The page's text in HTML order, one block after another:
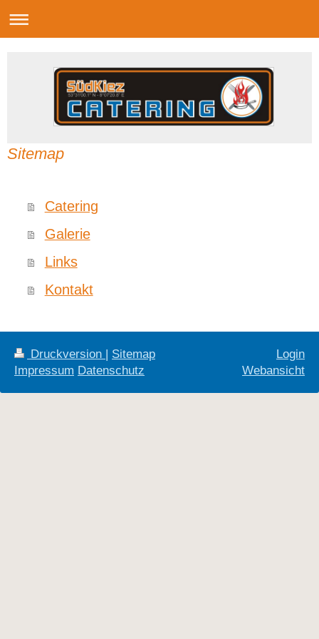
Sitemap
Catering
Galerie
Links
Kontakt
Druckversion
Sitemap
Impressum Datenschutz
Login
Webansicht